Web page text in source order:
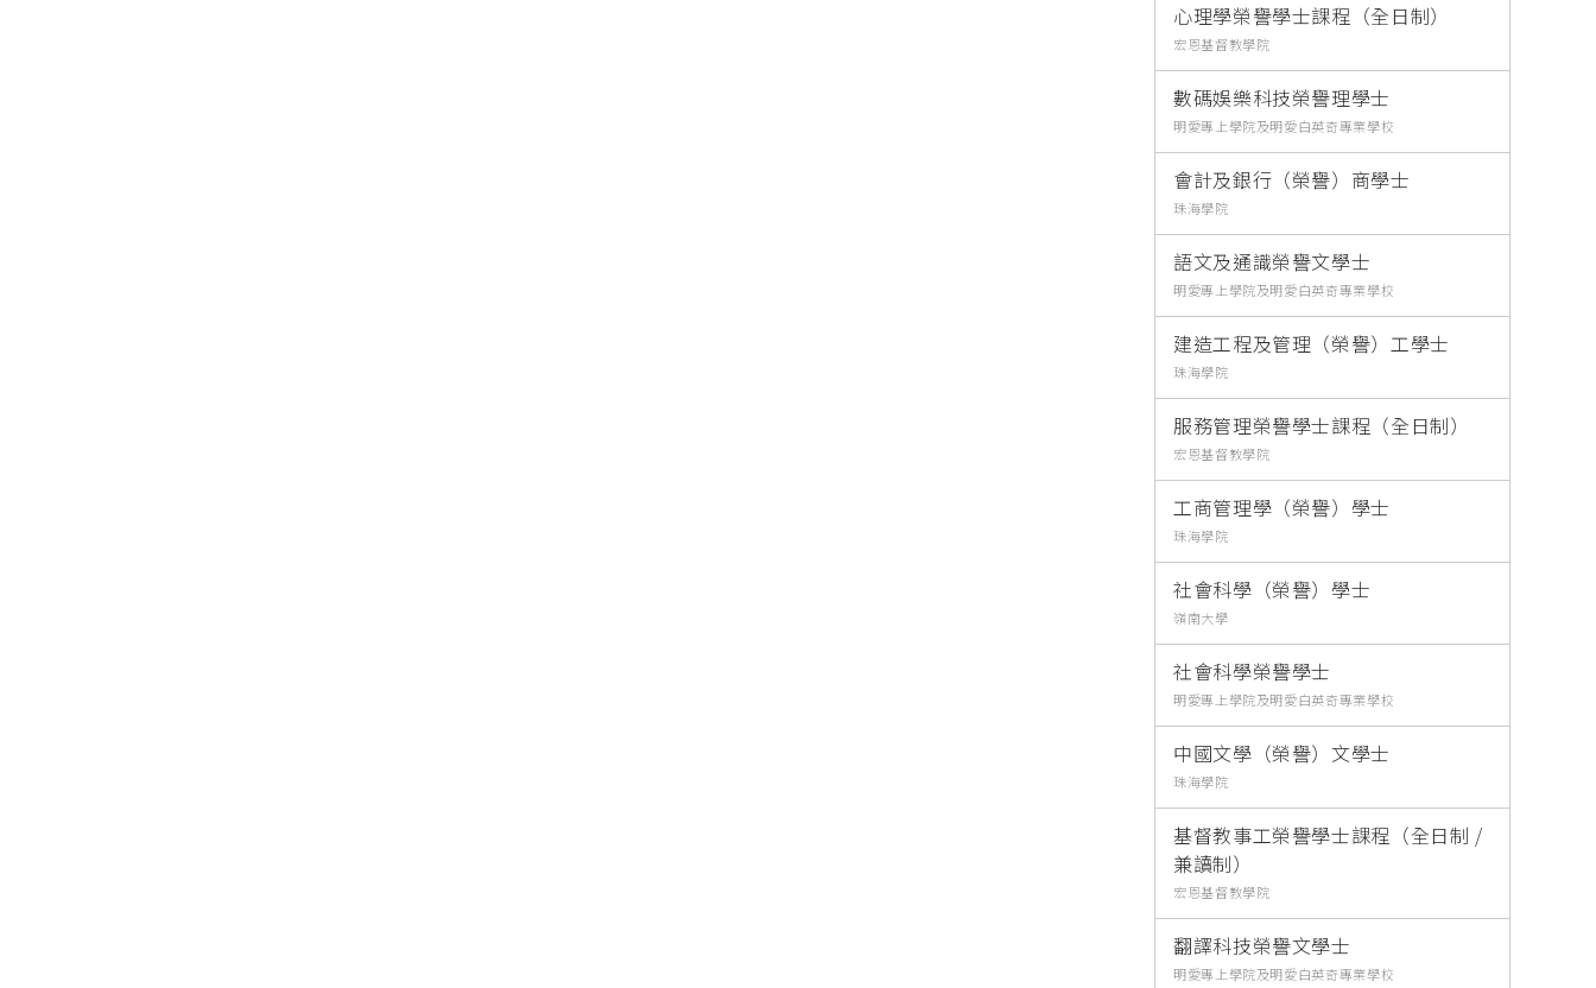
心理學榮譽學士課程（全日制）
宏恩基督教學院
數碼娛樂科技榮譽理學士
明愛專上學院及明愛白英奇專業學校
會計及銀行（榮譽）商學士
珠海學院
語文及通識榮譽文學士
明愛專上學院及明愛白英奇專業學校
建造工程及管理（榮譽）工學士
珠海學院
服務管理榮譽學士課程（全日制）
宏恩基督教學院
工商管理學（榮譽）學士
珠海學院
社會科學（榮譽）學士
嶺南大學
社會科學榮譽學士
明愛專上學院及明愛白英奇專業學校
中國文學（榮譽）文學士
珠海學院
基督教事工榮譽學士課程（全日制 /
兼讀制）
宏恩基督教學院
翻譯科技榮譽文學士
明愛專上學院及明愛白英奇專業學校